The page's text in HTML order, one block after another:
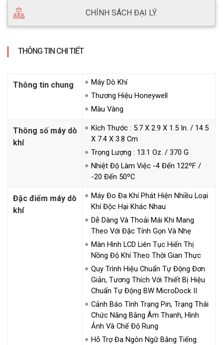
CHÍNH SÁCH ĐẠI LÝ
THÔNG TIN CHI TIẾT
Thông tin chung
Máy Dò Khí
Thương Hiệu Honeywell
Màu Vàng
Thông số máy dò
khí
Kích Thước : 5.7 X 2.9 X 1.5 In. / 14.5
X 7.4 X 3.8 Cm
Trọng Lượng : 13.1 Oz. / 370 G
Nhiệt Độ Làm Việc -4 Đến 122ºF /
-20 Đến 50ºC
Đặc điểm máy dò
khí
Máy Đo Đa Khí Phát Hiện Nhiều Loại
Khí Độc Hại Khác Nhau
Dễ Dàng Và Thoải Mái Khi Mang
Theo Với Đặc Tính Gọn Và Nhẹ
Màn Hình LCD Liên Tục Hiển Thị
Nồng Độ Khí Theo Thời Gian Thực
Quy Trình Hiệu Chuẩn Tự Động Đơn
Giản, Tương Thích Với Thiết Bị Hiệu
Chuẩn Tự Động BW MicroDock II
Cảnh Báo Tình Trạng Pin, Trạng Thái
Chức Năng Bằng Âm Thanh, Hình
Ảnh Và Chế Độ Rung
Hỗ Trợ Đa Ngôn Ngữ Bằng Tiếng